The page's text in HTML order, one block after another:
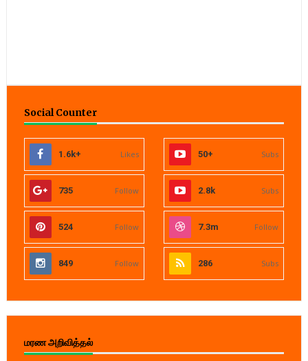
Social Counter
1.6k+ Likes 50+ Subs
735 Follow 2.8k Subs
524 Follow 7.3m Follow
849 Follow 286 Subs
மரண அறிவித்தல்